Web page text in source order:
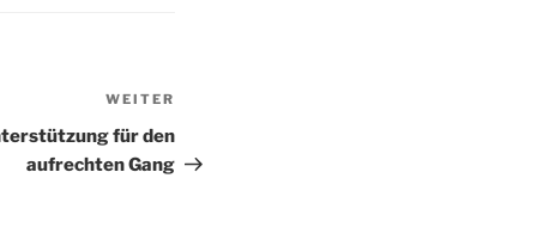
Beitrag
WEITER
für den
aufrechten Gang